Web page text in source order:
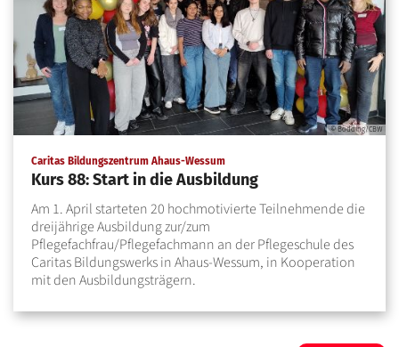
© Bödding/CBW
Caritas Bildungszentrum Ahaus-Wessum:
Kurs 88: Start in die Ausbildung
Am 1. April starteten 20 hochmotivierte Teilnehmende die
dreijährige Ausbildung zur/zum
Pflegefachfrau/Pflegefachmann an der Pflegeschule des
Caritas Bildungswerks in Ahaus-Wessum, in Kooperation
mit den Ausbildungsträgern.